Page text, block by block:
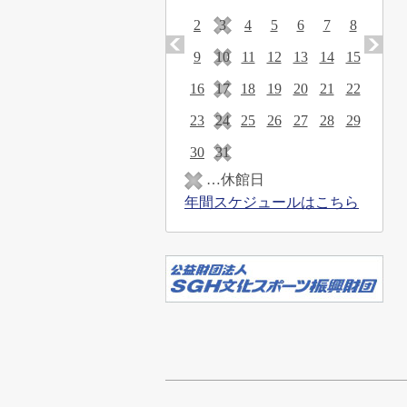
2 3 4 5 6 7 8
9 10 11 12 13 14 15
16 17 18 19 20 21 22
23 24 25 26 27 28 29
30
31
…休館日
年間スケジュールはこちら